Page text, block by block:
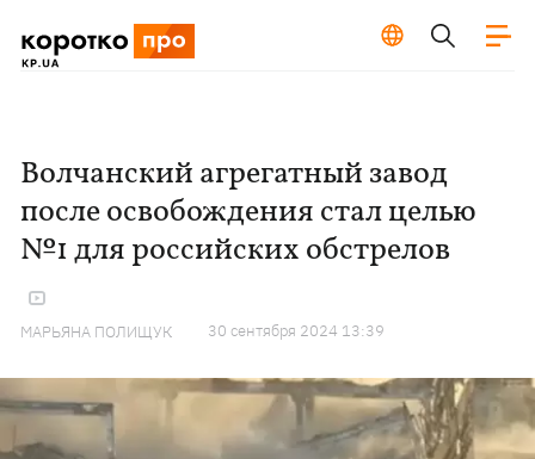
Волчанский агрегатный завод
после освобождения стал целью
№1 для российских обстрелов
МАРЬЯНА ПОЛИЩУК 30 сентября 2024 13:39